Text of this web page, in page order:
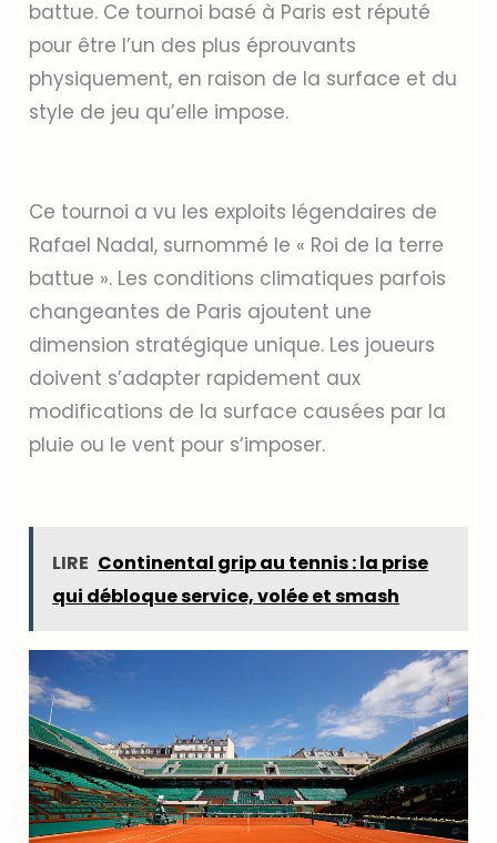
battue. Ce tournoi basé à Paris est réputé
pour être l’un des plus éprouvants
physiquement, en raison de la surface et du
style de jeu qu’elle impose.
Ce tournoi a vu les exploits légendaires de
Rafael Nadal, surnommé le « Roi de la terre
battue ». Les conditions climatiques parfois
changeantes de Paris ajoutent une
dimension stratégique unique. Les joueurs
doivent s’adapter rapidement aux
modifications de la surface causées par la
pluie ou le vent pour s’imposer.
LIRE Continental grip au tennis : la prise
qui débloque service, volée et smash